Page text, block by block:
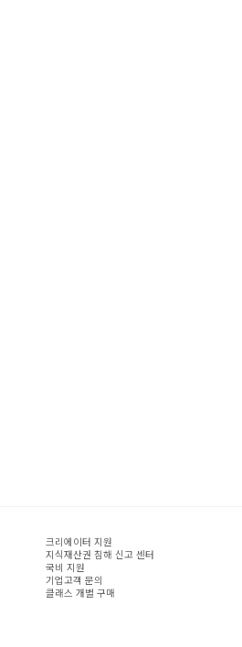
크리에이터 지원
지식재산권 침해 신고 센터
국비 지원
기업고객 문의
클래스 개별 구매